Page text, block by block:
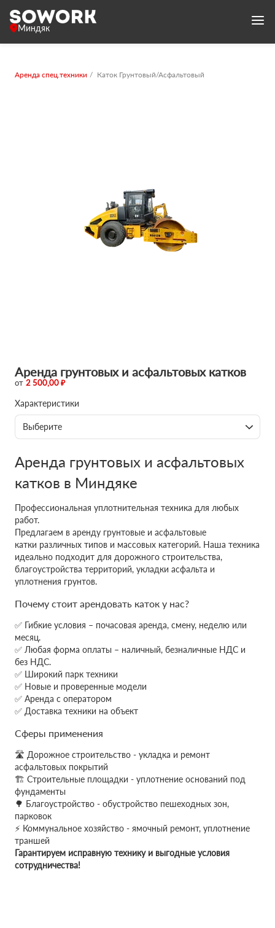
Миндяк
Аренда спец.техники Каток Грунтовый/Асфальтовый
Аренда грунтовых и асфальтовых катков
от 2 500,00 ₽
Характеристики
Выберите
Аренда грунтовых и асфальтовых
катков в Миндяке
Профессиональная уплотнительная техника для любых
работ.
Предлагаем в аренду грунтовые и асфальтовые
катки различных типов и массовых категорий. Наша техника
идеально подходит для дорожного строительства,
благоустройства территорий, укладки асфальта и
уплотнения грунтов.
Почему стоит арендовать каток у нас?
✅ Гибкие условия – почасовая аренда, смену, неделю или
месяц.
✅ Любая форма оплаты – наличный, безналичные НДС и
без НДС.
✅ Широкий парк техники
✅ Новые и проверенные модели
✅ Аренда с оператором
✅ Доставка техники на объект
Сферы применения
🛣 Дорожное строительство - укладка и ремонт
асфальтовых покрытий
🏗 Строительные площадки - уплотнение оснований под
фундаменты
🌳 Благоустройство - обустройство пешеходных зон,
парковок
⚡ Коммунальное хозяйство - ямочный ремонт, уплотнение
траншей
Гарантируем исправную технику и выгодные условия
сотрудничества!